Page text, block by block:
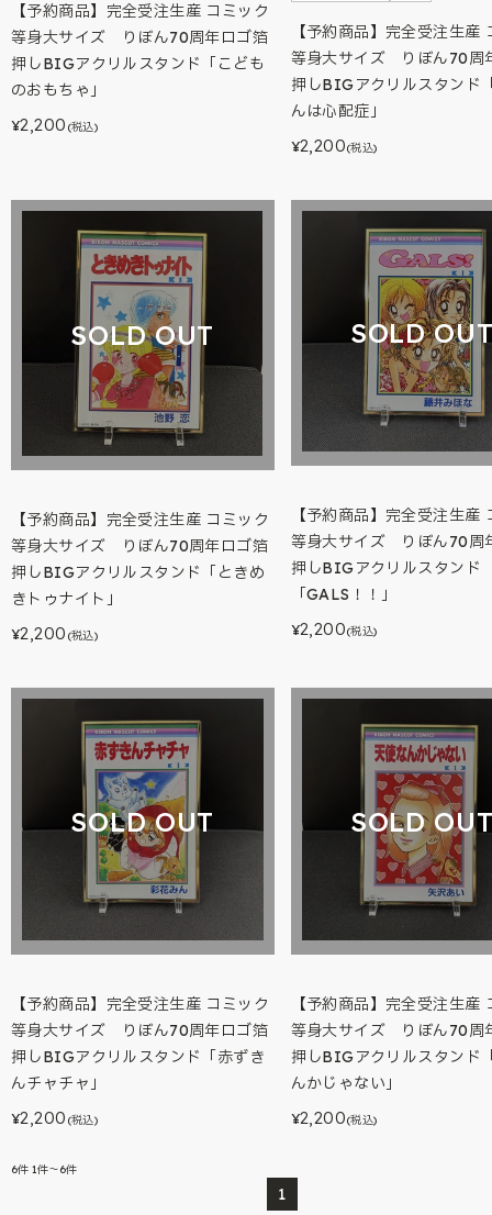
【予約商品】完全受注生産 コミック
等身大サイズ りぼん70周年ロゴ箔
押しBIGアクリルスタンド「こども
のおもちゃ」
¥2,200 (税込)
【予約商品】完全受注生産
等身大サイズ りぼん70周
押しBIGアクリルスタンド
んは心配症」
¥2,200(税込)
SOLD OUT
【予約商品】完全受注生産 コミック
等身大サイズ りぼん70周年ロゴ箔
押しBIGアクリルスタンド「ときめ
きトゥナイト」
¥2,200 (税込)
SOLD
【予約商品】完全受注生産
等身大サイズ りぼん70周
押しBIGアクリルスタンド
「GALS！！」
¥2,200(税込)
SOLD OUT
【予約商品】完全受注生産 コミック
等身大サイズ りぼん70周年ロゴ箔
押しBIGアクリルスタンド「赤ずき
んチャチャ」
¥2,200 (税込)
SOLD
【予約商品】完全受注生産
等身大サイズ りぼん70周
押しBIGアクリルスタンド
んかじゃない」
¥2,200(税込)
6件 1件～6件
1